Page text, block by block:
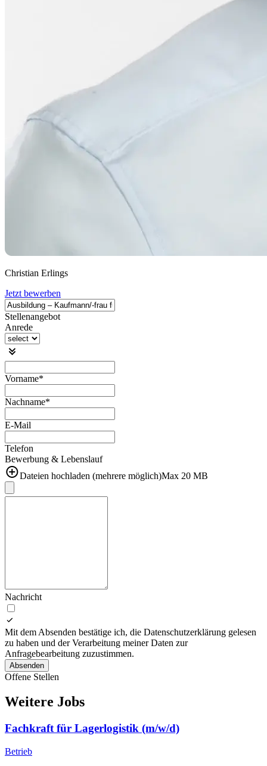
Christian Erlings
Jetzt bewerben
Stellenangebot
Anrede
Vorname*
Nachname*
E-Mail
Telefon
Bewerbung & Lebenslauf
Dateien hochladen (mehrere möglich)Max 20 MB
Nachricht
Mit dem Absenden bestätige ich, die Datenschutzerklärung gelesen
zu haben und der Verarbeitung meiner Daten zur
Anfragebearbeitung zuzustimmen.
Absenden
Offene Stellen
Weitere Jobs
Fachkraft für Lagerlogistik (m/w/d)
Betrieb